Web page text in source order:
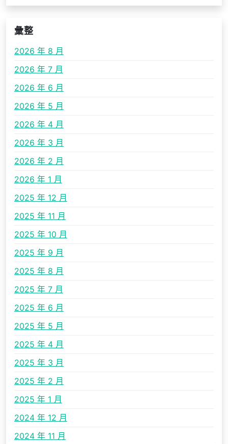
彙整
2026 年 8 月
2026 年 7 月
2026 年 6 月
2026 年 5 月
2026 年 4 月
2026 年 3 月
2026 年 2 月
2026 年 1 月
2025 年 12 月
2025 年 11 月
2025 年 10 月
2025 年 9 月
2025 年 8 月
2025 年 7 月
2025 年 6 月
2025 年 5 月
2025 年 4 月
2025 年 3 月
2025 年 2 月
2025 年 1 月
2024 年 12 月
2024 年 11 月